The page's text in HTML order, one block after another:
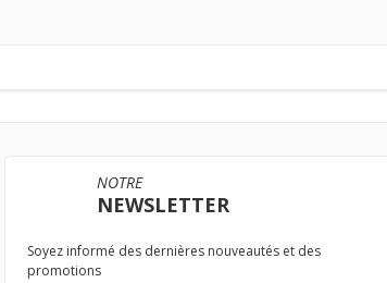
NOTRE
NEWSLETTER
Soyez informé des dernières nouveautés et des
promotions